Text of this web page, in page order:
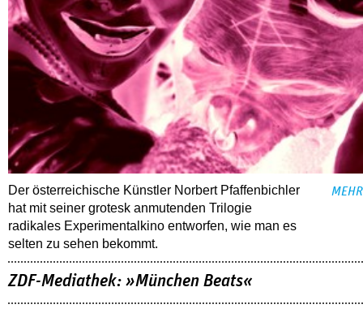
Der österreichische Künstler Norbert Pfaffenbichler
hat mit seiner grotesk anmutenden Trilogie
radikales Experimentalkino entworfen, wie man es
selten zu sehen bekommt.
MEHR
ZDF-Mediathek: »München Beats«